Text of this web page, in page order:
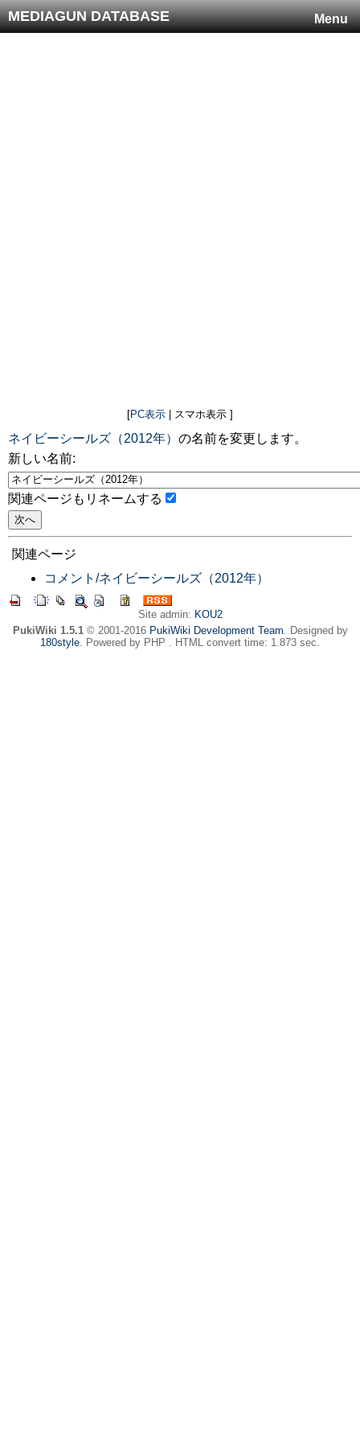
Menu
MEDIAGUN DATABASE
[PC表示 | スマホ表示 ]
ネイビーシールズ（2012年） の名前を変更します。
新しい名前:
関連ページもリネームする
関連ページ
コメント/ネイビーシールズ（2012年）
Site admin: KOU2
PukiWiki 1.5.1© 2001-2016 PukiWiki Development Team. Designed by
180style. Powered by PHP . HTML convert time: 1.873 sec.